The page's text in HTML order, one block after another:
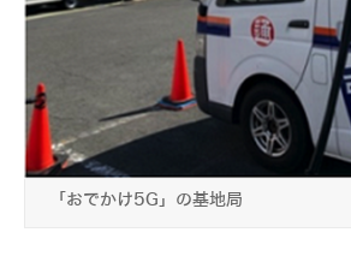
「おでかけ5G」の基地局